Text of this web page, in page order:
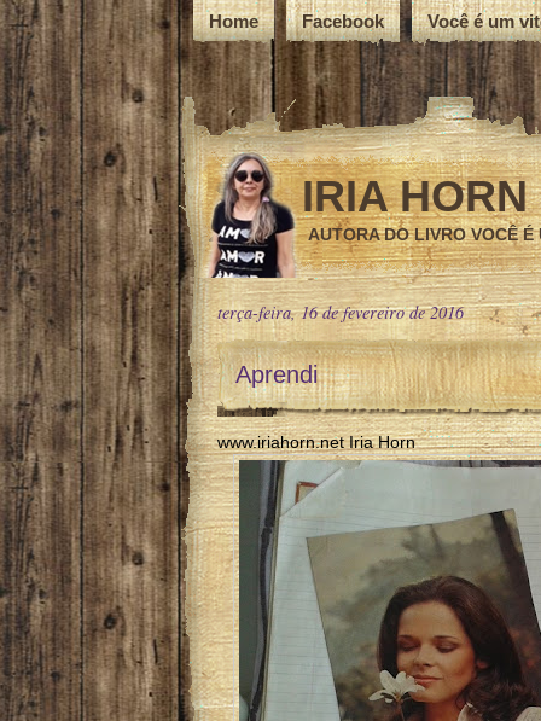
Home Facebook Você é um
IRIA HORN
AUTORA DO LIVRO VOCÊ É
terça-feira, 16 de fevereiro de 2016
Aprendi
www.iriahorn.net Iria Horn